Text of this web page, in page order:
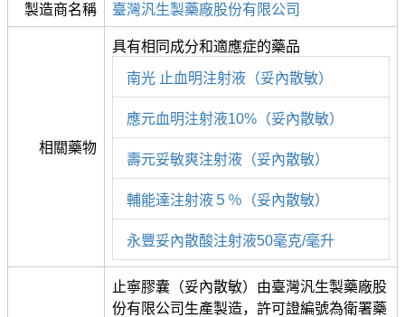
製造商名稱 臺灣汎生製藥廠股份有限公司
相關藥物
具有相同成分和適應症的藥品
南光 止血明注射液（妥內散敏）
應元血明注射液10%（妥內散敏）
壽元妥敏爽注射液（妥內散敏）
輔能達注射液５％（妥內散敏）
永豐妥內散酸注射液50毫克/毫升
止寧膠囊（妥內散敏）由臺灣汎生製藥廠股
份有限公司生產製造，許可證編號為衛署藥